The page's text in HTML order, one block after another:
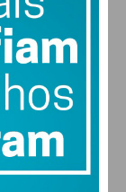
29°
SEG
ALTERAR